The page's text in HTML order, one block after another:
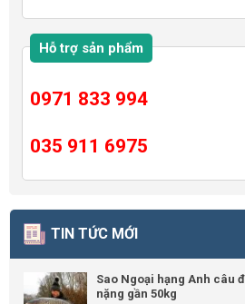
Hỗ trợ sản phẩm
0971 833 994
035 911 6975
TIN TỨC MỚI
Sao Ngoại hạng Anh câu
nặng gần 50kg